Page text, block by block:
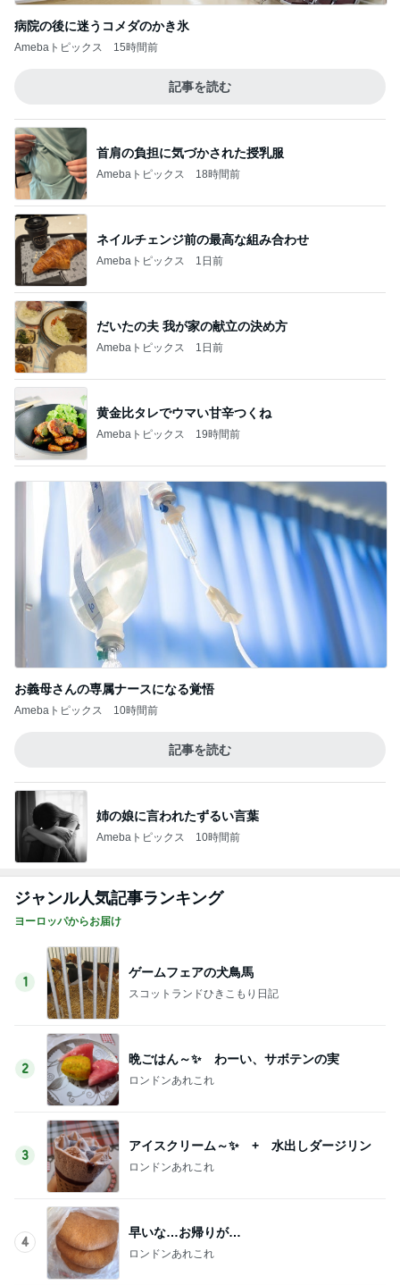
病院の後に迷うコメダのかき氷
Amebaトピックス 15時間前
記事を読む
首肩の負担に気づかされた授乳服
Amebaトピックス 18時間前
ネイルチェンジ前の最高な組み合わせ
Amebaトピックス 1日前
だいたの夫 我が家の献立の決め方
Amebaトピックス 1日前
黄金比タレでウマい甘辛つくね
Amebaトピックス 19時間前
お義母さんの専属ナースになる覚悟
Amebaトピックス 10時間前
記事を読む
姉の娘に言われたずるい言葉
Amebaトピックス 10時間前
ジャンル人気記事ランキング
ヨーロッパからお届け
1
ゲームフェアの犬鳥馬
スコットランドひきこもり日記
2
晩ごはん～✨ わーい、サボテンの実
ロンドンあれこれ
3
アイスクリーム～✨ + 水出しダージリン
ロンドンあれこれ
4
早いな…お帰りが…
ロンドンあれこれ